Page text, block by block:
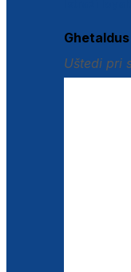
Uštedi pri